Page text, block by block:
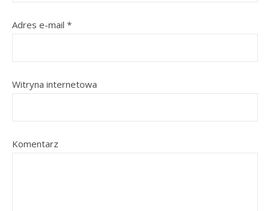
Adres e-mail *
Witryna internetowa
Komentarz